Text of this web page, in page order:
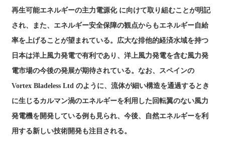
再生可能エネルギーの主力電源化 に向けて取り組むことが明記
され、また、エネルギー安全保障の観点からもエネルギー自給
率を上げることが望まれている。広大な排他的経済水域を持つ
日本は洋上風力発電で有利であり、洋上風力発電を含む風力発
電市場の今後の発展が期待されている。なお、スペインの
Vortex Bladeless Ltd のように、流体が細い構造を通過するとき
に生じるカルマン渦のエネルギーを利用した回転翼のない風力
発電機を開発している例も見られ、今後、自然エネルギーを利
用する新しい技術開発も注目される。